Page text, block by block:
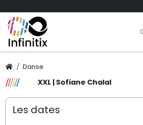
Danse
XXL | Sofiane Chalal
Les dates